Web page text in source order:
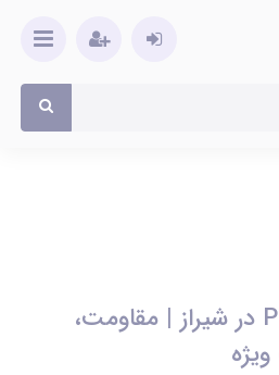
سایبان چتری PM در شیراز | مقاومت،